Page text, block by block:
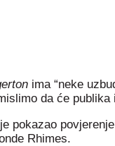
ima “neke
da će
pokazao
Rhimes.